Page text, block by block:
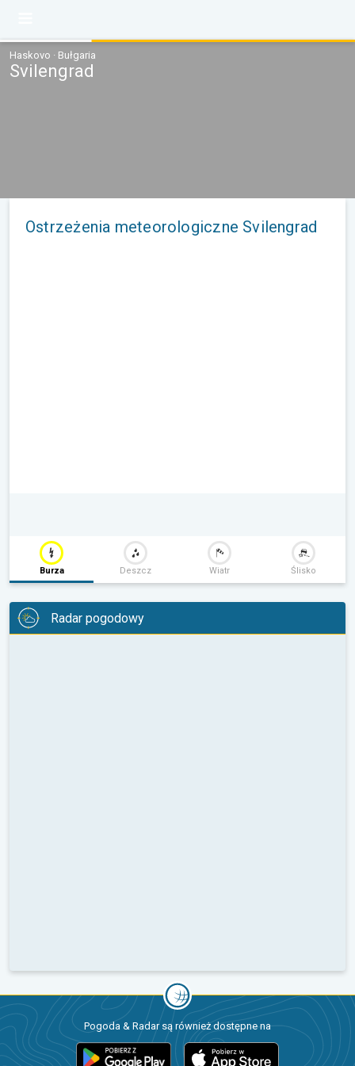
Haskovo · Bułgaria
Svilengrad
Ostrzeżenia meteorologiczne Svilengrad
Burza Deszcz Wiatr Ślisko
Radar pogodowy
Pogoda & Radar są również dostępne na